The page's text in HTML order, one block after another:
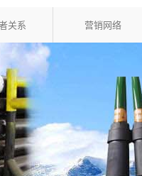
关系 营销网络